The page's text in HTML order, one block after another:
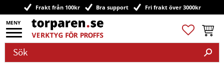
Meny
Frakt från 100kr Bra support Fri frakt över 3000kr
Favoriter